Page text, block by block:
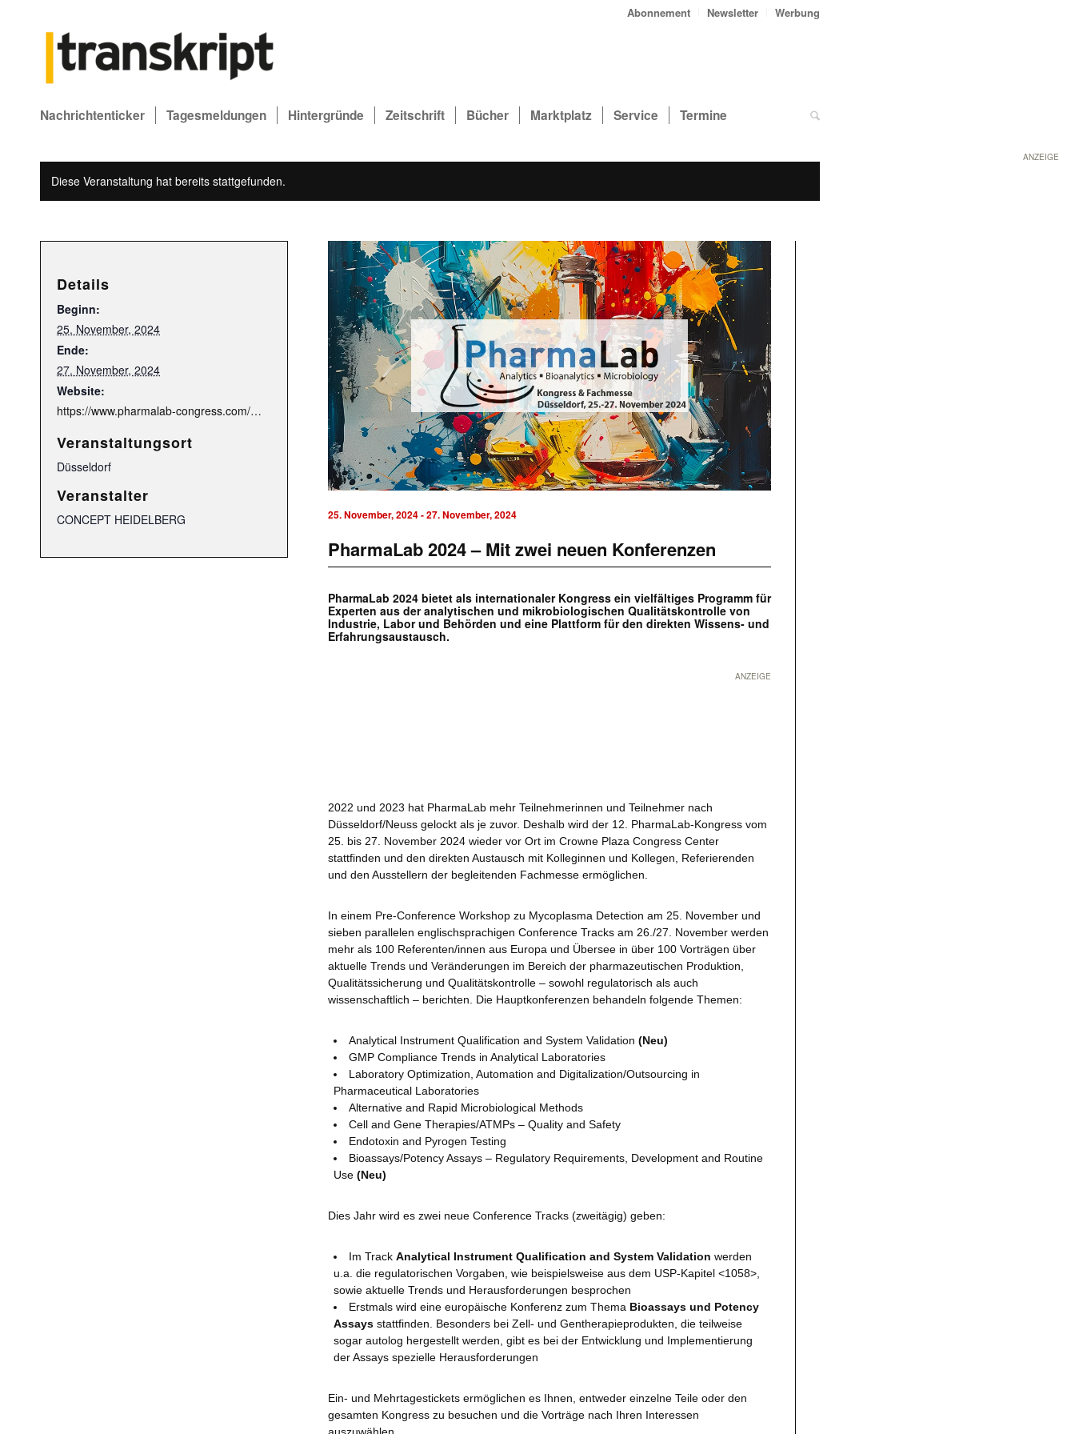
ANZEIGE
Abonnement Newsletter Werbung
Nachrichtenticker Tagesmeldungen Hintergründe Zeitschrift Bücher Marktplatz Service Termine
Diese Veranstaltung hat bereits stattgefunden.
25. November, 2024-27. November, 2024
PharmaLab 2024 – Mit zwei neuen Konferenzen
PharmaLab 2024 bietet als internationaler Kongress ein vielfältiges Programm für
Experten aus der analytischen und mikrobiologischen Qualitätskontrolle von
Industrie, Labor und Behörden und eine Plattform für den direkten Wissens- und
Erfahrungsaustausch.
ANZEIGE
2022 und 2023 hat PharmaLab mehr Teilnehmerinnen und Teilnehmer nach
Düsseldorf/Neuss gelockt als je zuvor. Deshalb wird der 12. PharmaLab-Kongress vom
25. bis 27. November 2024 wieder vor Ort im Crowne Plaza Congress Center
stattfinden und den direkten Austausch mit Kolleginnen und Kollegen, Referierenden
und den Ausstellern der begleitenden Fachmesse ermöglichen.
In einem Pre-Conference Workshop zu Mycoplasma Detection am 25. November und
sieben parallelen englischsprachigen Conference Tracks am 26./27. November werden
mehr als 100 Referenten/innen aus Europa und Übersee in über 100 Vorträgen über
aktuelle Trends und Veränderungen im Bereich der pharmazeutischen Produktion,
Qualitätssicherung und Qualitätskontrolle – sowohl regulatorisch als auch
wissenschaftlich – berichten. Die Hauptkonferenzen behandeln folgende Themen:
Analytical Instrument Qualification and System Validation(Neu)
GMP Compliance Trends in Analytical Laboratories
Laboratory Optimization, Automation and Digitalization/Outsourcing in
Pharmaceutical Laboratories
Alternative and Rapid Microbiological Methods
Cell and Gene Therapies/ATMPs – Quality and Safety
Endotoxin and Pyrogen Testing
Bioassays/Potency Assays – Regulatory Requirements, Development and Routine
Use(Neu)
Dies Jahr wird es zwei neue Conference Tracks (zweitägig) geben:
Im TrackAnalytical Instrument Qualification and System Validation werden
u.a. die regulatorischen Vorgaben, wie beispielsweise aus dem USP-Kapitel <1058>,
sowie aktuelle Trends und Herausforderungen besprochen
Erstmals wird eine europäische Konferenz zum Thema Bioassays und Potency
Assaysstattfinden. Besonders bei Zell- und Gentherapieprodukten, die teilweise
sogar autolog hergestellt werden, gibt es bei der Entwicklung und Implementierung
der Assays spezielle Herausforderungen
Ein- und Mehrtagestickets ermöglichen es Ihnen, entweder einzelne Teile oder den
gesamten Kongress zu besuchen und die Vorträge nach Ihren Interessen
Details
Beginn:
25. November, 2024
Ende:
27. November, 2024
Website:
https://www.pharmalab-congress.com/?utm_source=transkript-website&utm_medium=highlight-link&utm_campaign=PharmaLab2024
Veranstaltungsort
Düsseldorf
Veranstalter
CONCEPT HEIDELBERG